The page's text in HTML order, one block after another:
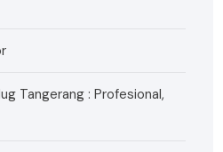
Tangerang : Profesional,